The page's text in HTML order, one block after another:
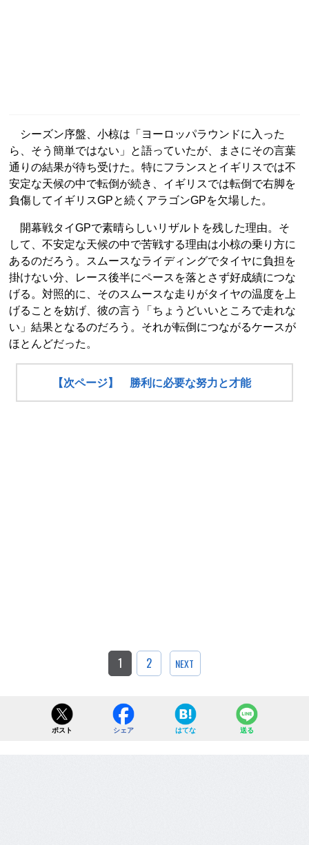
シーズン序盤、小椋は「ヨーロッパラウンドに入った
ら、そう簡単ではない」と語っていたが、まさにその言葉
通りの結果が待ち受けた。特にフランスとイギリスでは不
安定な天候の中で転倒が続き、イギリスでは転倒で右脚を
負傷してイギリスGPと続くアラゴンGPを欠場した。
開幕戦タイGPで素晴らしいリザルトを残した理由。そ
して、不安定な天候の中で苦戦する理由は小椋の乗り方に
あるのだろう。スムースなライディングでタイヤに負担を
掛けない分、レース後半にペースを落とさず好成績につな
げる。対照的に、そのスムースな走りがタイヤの温度を上
げることを妨げ、彼の言う「ちょうどいいところで走れな
い」結果となるのだろう。それが転倒につながるケースが
ほとんどだった。
【次ページ】 勝利に必要な努力と才能
1 2 NEXT
ポスト シェア はてな 送る